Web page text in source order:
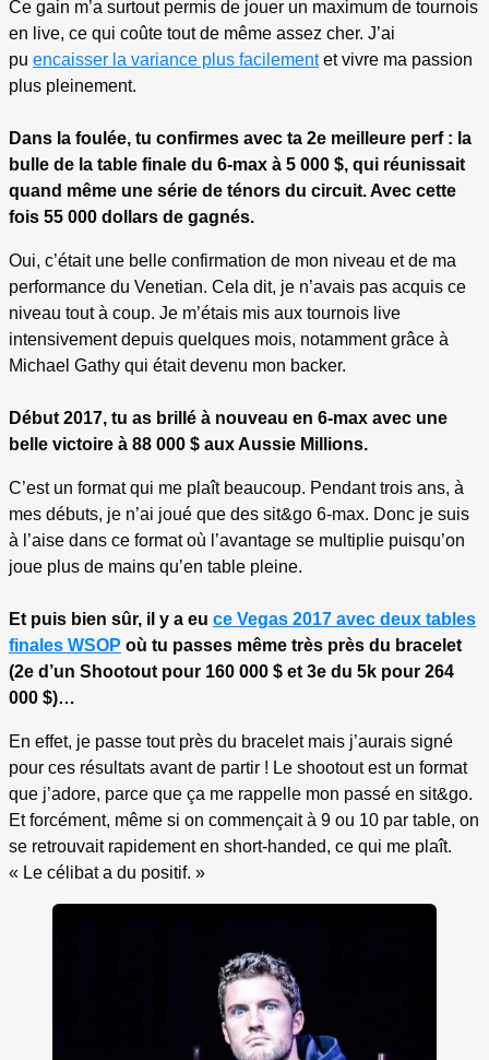
Ce gain m’a surtout permis de jouer un maximum de tournois
en live, ce qui coûte tout de même assez cher. J’ai
pu encaisser la variance plus facilementet vivre ma passion
plus pleinement.
Dans la foulée, tu confirmes avec ta 2e meilleure perf : la
bulle de la table finale du 6-max à 5 000 $, qui réunissait
quand même une série de ténors du circuit. Avec cette
fois 55 000 dollars de gagnés.
Oui, c’était une belle confirmation de mon niveau et de ma
performance du Venetian. Cela dit, je n’avais pas acquis ce
niveau tout à coup. Je m’étais mis aux tournois live
intensivement depuis quelques mois, notamment grâce à
Michael Gathy qui était devenu mon backer.
Début 2017, tu as brillé à nouveau en 6-max avec une
belle victoire à 88 000 $ aux Aussie Millions.
C’est un format qui me plaît beaucoup. Pendant trois ans, à
mes débuts, je n’ai joué que des sit&go 6-max. Donc je suis
à l’aise dans ce format où l’avantage se multiplie puisqu’on
joue plus de mains qu’en table pleine.
Et puis bien sûr, il y a eu ce Vegas 2017 avec deux tables
finales WSOP où tu passes même très près du bracelet
(2e d’un Shootout pour 160 000 $ et 3e du 5k pour 264
000 $)…
En effet, je passe tout près du bracelet mais j’aurais signé
pour ces résultats avant de partir ! Le shootout est un format
que j’adore, parce que ça me rappelle mon passé en sit&go.
Et forcément, même si on commençait à 9 ou 10 par table, on
se retrouvait rapidement en short-handed, ce qui me plaît.
« Le célibat a du positif. »